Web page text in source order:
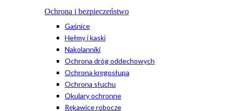
Ochrona i bezpieczeństwo
Gaśnice
Hełmy i kaski
Nakolanniki
Ochrona dróg oddechowych
Ochrona kręgosłupa
Ochrona słuchu
Okulary ochronne
Rękawice robocze